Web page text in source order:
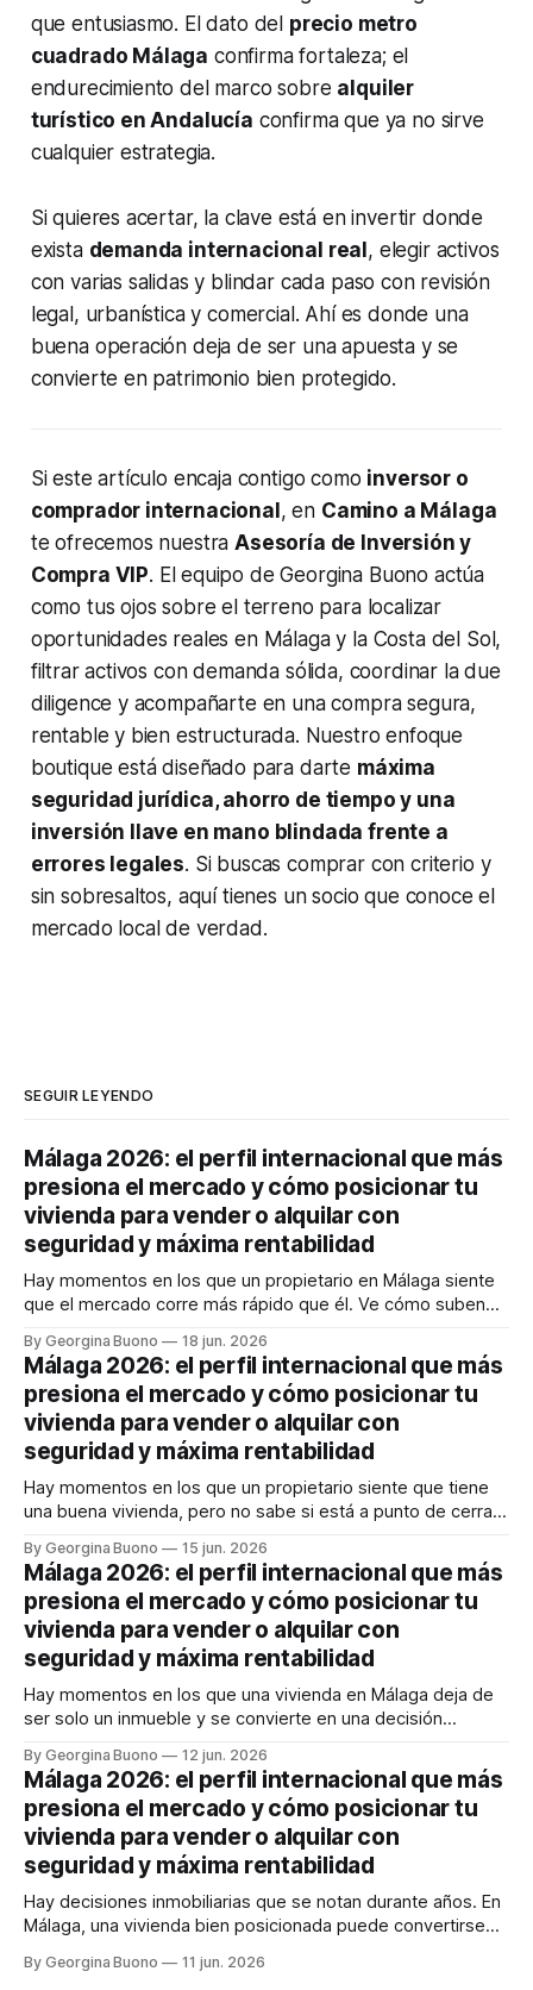
que entusiasmo. El dato del precio metro
cuadrado Málaga confirma fortaleza; el
endurecimiento del marco sobre alquiler
turístico en Andalucía confirma que ya no sirve
cualquier estrategia.
Si quieres acertar, la clave está en invertir donde
exista demanda internacional real , elegir activos
con varias salidas y blindar cada paso con revisión
legal, urbanística y comercial. Ahí es donde una
buena operación deja de ser una apuesta y se
convierte en patrimonio bien protegido.
Si este artículo encaja contigo como inversor o
comprador internacional , en Camino a Málaga
te ofrecemos nuestraAsesoría de Inversión y
Compra VIP. El equipo de Georgina Buono actúa
como tus ojos sobre el terreno para localizar
oportunidades reales en Málaga y la Costa del Sol,
filtrar activos con demanda sólida, coordinar la due
diligence y acompañarte en una compra segura,
rentable y bien estructurada. Nuestro enfoque
boutique está diseñado para darte máxima
seguridad jurídica, ahorro de tiempo y una
inversión llave en mano blindada frente a
errores legales. Si buscas comprar con criterio y
sin sobresaltos, aquí tienes un socio que conoce el
mercado local de verdad.
SEGUIR LEYENDO
Málaga 2026: el perfil internacional que más
presiona el mercado y cómo posicionar tu
vivienda para vender o alquilar con
seguridad y máxima rentabilidad
Hay momentos en los que un propietario en Málaga siente
que el mercado corre más rápido que él. Ve cómo suben
compradores e inquilinos internacionales con expectativas
muy concretas. Y entonces aparece la gran duda: ¿vendo
ahora, alquilo, espero o estoy
By Georgina Buono 18 jun. 2026
Málaga 2026: el perfil internacional que más
presiona el mercado y cómo posicionar tu
vivienda para vender o alquilar con
seguridad y máxima rentabilidad
Hay momentos en los que un propietario siente que tiene
una buena vivienda, pero no sabe si está a punto de cerrar
Málaga, esa duda pesa más que nunca. El sueño
mediterráneo sigue atrayendo capital, talento y familias
internacionales,
By Georgina Buono 15 jun. 2026
Málaga 2026: el perfil internacional que más
presiona el mercado y cómo posicionar tu
vivienda para vender o alquilar con
seguridad y máxima rentabilidad
Hay momentos en los que una vivienda en Málaga deja de
ser solo un inmueble y se convierte en una decisión
en un mercado donde el comprador internacional llega
rápido, bien informado y con poder de decisión. Si alquilas,
quieres rentabilidad, sí,
By Georgina Buono 12 jun. 2026
Málaga 2026: el perfil internacional que más
presiona el mercado y cómo posicionar tu
vivienda para vender o alquilar con
seguridad y máxima rentabilidad
Hay decisiones inmobiliarias que se notan durante años. En
Málaga, una vivienda bien posicionada puede convertirse
puede traducirse en meses de espera, visitas
By Georgina Buono 11 jun. 2026